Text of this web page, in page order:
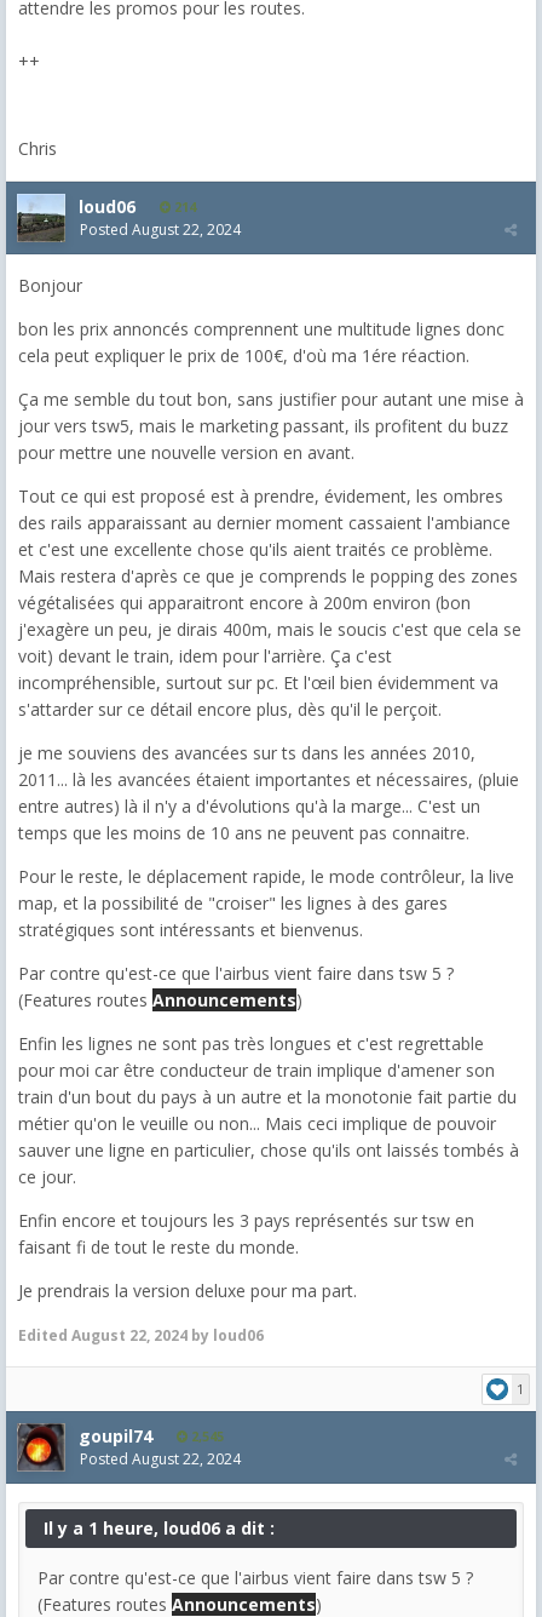
attendre les promos pour les routes.
++
Chris
loud06 214
Posted August 22, 2024
Bonjour
bon les prix annoncés comprennent une multitude lignes donc
cela peut expliquer le prix de 100€, d'où ma 1ére réaction.
Ça me semble du tout bon, sans justifier pour autant une mise à
jour vers tsw5, mais le marketing passant, ils profitent du buzz
pour mettre une nouvelle version en avant.
Tout ce qui est proposé est à prendre, évidement, les ombres
des rails apparaissant au dernier moment cassaient l'ambiance
et c'est une excellente chose qu'ils aient traités ce problème.
Mais restera d'après ce que je comprends le popping des zones
végétalisées qui apparaitront encore à 200m environ (bon
j'exagère un peu, je dirais 400m, mais le soucis c'est que cela se
voit) devant le train, idem pour l'arrière. Ça c'est
incompréhensible, surtout sur pc. Et l'œil bien évidemment va
s'attarder sur ce détail encore plus, dès qu'il le perçoit.
je me souviens des avancées sur ts dans les années 2010,
2011... là les avancées étaient importantes et nécessaires, (pluie
entre autres) là il n'y a d'évolutions qu'à la marge... C'est un
temps que les moins de 10 ans ne peuvent pas connaitre.
Pour le reste, le déplacement rapide, le mode contrôleur, la live
map, et la possibilité de "croiser" les lignes à des gares
stratégiques sont intéressants et bienvenus.
Par contre qu'est-ce que l'airbus vient faire dans tsw 5 ?
(Features routes Announcements)
Enfin les lignes ne sont pas très longues et c'est regrettable
pour moi car être conducteur de train implique d'amener son
train d'un bout du pays à un autre et la monotonie fait partie du
métier qu'on le veuille ou non... Mais ceci implique de pouvoir
sauver une ligne en particulier, chose qu'ils ont laissés tombés à
ce jour.
Enfin encore et toujours les 3 pays représentés sur tsw en
faisant fi de tout le reste du monde.
Je prendrais la version deluxe pour ma part.
Edited August 22, 2024 by loud06
1
goupil74 2,545
Posted August 22, 2024
Il y a 1 heure, loud06 a dit :
Par contre qu'est-ce que l'airbus vient faire dans tsw 5 ?
(Features routes Announcements)